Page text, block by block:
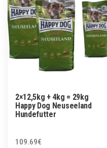
2×12,5kg + 4kg = 29kg
Happy Dog Neuseeland
Hundefutter
109.69€